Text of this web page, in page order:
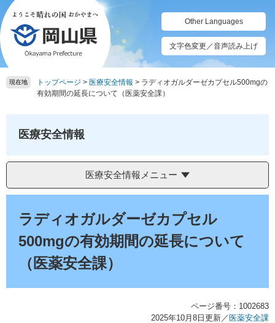
ペ
ー
ジ
の
先
頭
メ
ニ
ュ
ー
を
飛
Other Languages
文字色変更／音声読み上げ
現在地 トップページ > 医療安全情報 > ラディオガルダーゼカプセル500mgの
有効期間の延長について（医薬安全課）
医療安全情報
医療安全情報メニュー
ラディオガルダーゼカプセル
500mgの有効期間の延長について
（医薬安全課）
ページ番号：1002683
2025年10月8日更新／ 医薬安全課